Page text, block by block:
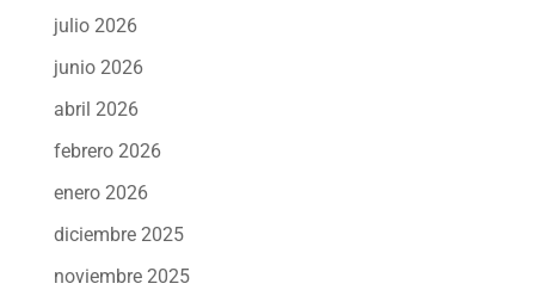
julio 2026
junio 2026
abril 2026
febrero 2026
enero 2026
diciembre 2025
noviembre 2025